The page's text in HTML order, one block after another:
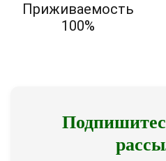
Приживаемость
100%